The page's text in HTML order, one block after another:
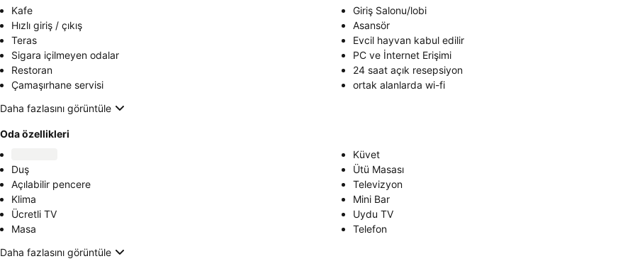
Kafe
Giriş Salonu/lobi
Hızlı giriş / çıkış
Asansör
Teras
Evcil hayvan kabul edilir
Sigara içilmeyen odalar
PC ve İnternet Erişimi
Restoran
24 saat açık resepsiyon
Çamaşırhane servisi
ortak alanlarda wi-fi
Daha fazlasını görüntüle
Oda özellikleri
Küvet
Duş
Ütü Masası
Açılabilir pencere
Televizyon
Klima
Mini Bar
Ücretli TV
Uydu TV
Masa
Telefon
Daha fazlasını görüntüle